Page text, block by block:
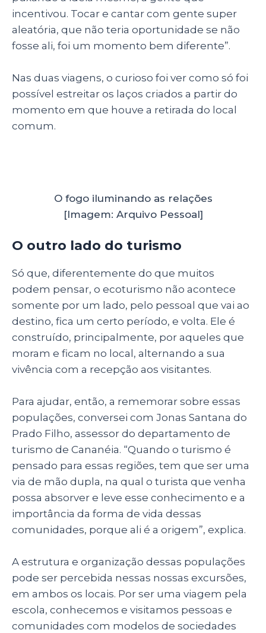
incentivou. Tocar e cantar com gente super
aleatória, que não teria oportunidade se não
fosse ali, foi um momento bem diferente”.
Nas duas viagens, o curioso foi ver como só foi
possível estreitar os laços criados a partir do
momento em que houve a retirada do local
comum.
O fogo iluminando as relações
[Imagem: Arquivo Pessoal]
O outro lado do turismo
Só que, diferentemente do que muitos
podem pensar, o ecoturismo não acontece
somente por um lado, pelo pessoal que vai ao
destino, fica um certo período, e volta. Ele é
construído, principalmente, por aqueles que
moram e ficam no local, alternando a sua
vivência com a recepção aos visitantes.
Para ajudar, então, a rememorar sobre essas
populações, conversei com Jonas Santana do
Prado Filho, assessor do departamento de
turismo de Cananéia. “Quando o turismo é
pensado para essas regiões, tem que ser uma
via de mão dupla, na qual o turista que venha
possa absorver e leve esse conhecimento e a
importância da forma de vida dessas
comunidades, porque ali é a origem”, explica.
A estrutura e organização dessas populações
pode ser percebida nessas nossas excursões,
em ambos os locais. Por ser uma viagem pela
escola, conhecemos e visitamos pessoas e
comunidades com modelos de sociedades